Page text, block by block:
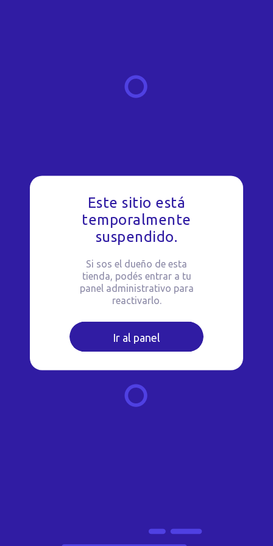
Este sitio está
temporalmente
suspendido.
Si sos el dueño de esta
tienda, podés entrar a tu
panel administrativo para
reactivarlo.
Ir al panel